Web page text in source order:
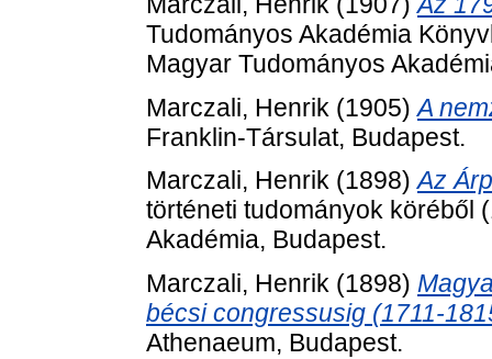
Tudományos Akadémia
Magyar Tudományos
Marczali, Henrik (1905)A
Franklin-Társulat, Budapest.
Marczali, Henrik (1898)Az
történeti tudományok köréből
Akadémia, Budapest.
Marczali, Henrik (1898)
bécsi congressusig (1711-
Athenaeum, Budapest.